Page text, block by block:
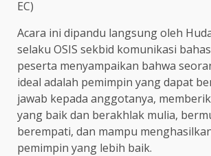
EC)
Acara ini dipandu langsung oleh
selaku OSIS sekbid komunikasi
peserta menyampaikan bahwa
ideal adalah pemimpin yang dapat
jawab kepada anggotanya,
yang baik dan berakhlak mulia,
berempati, dan mampu
pemimpin yang lebih baik.